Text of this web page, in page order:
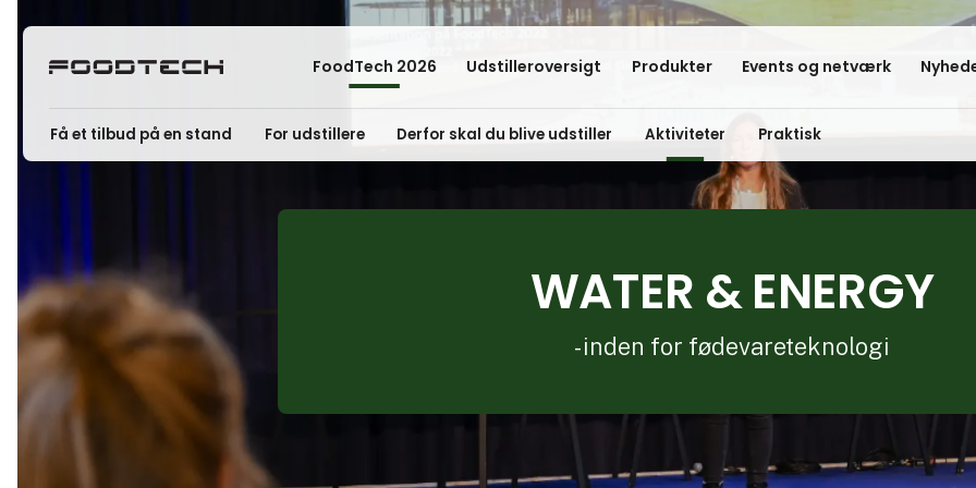
FoodTech 2026 Udstilleroversigt Produkter Events og netværk
Få et tilbud på en stand For udstillere Derfor skal du blive udstiller Aktiviteter Praktisk
WATER & ENERGY
- inden for fødevareteknologi